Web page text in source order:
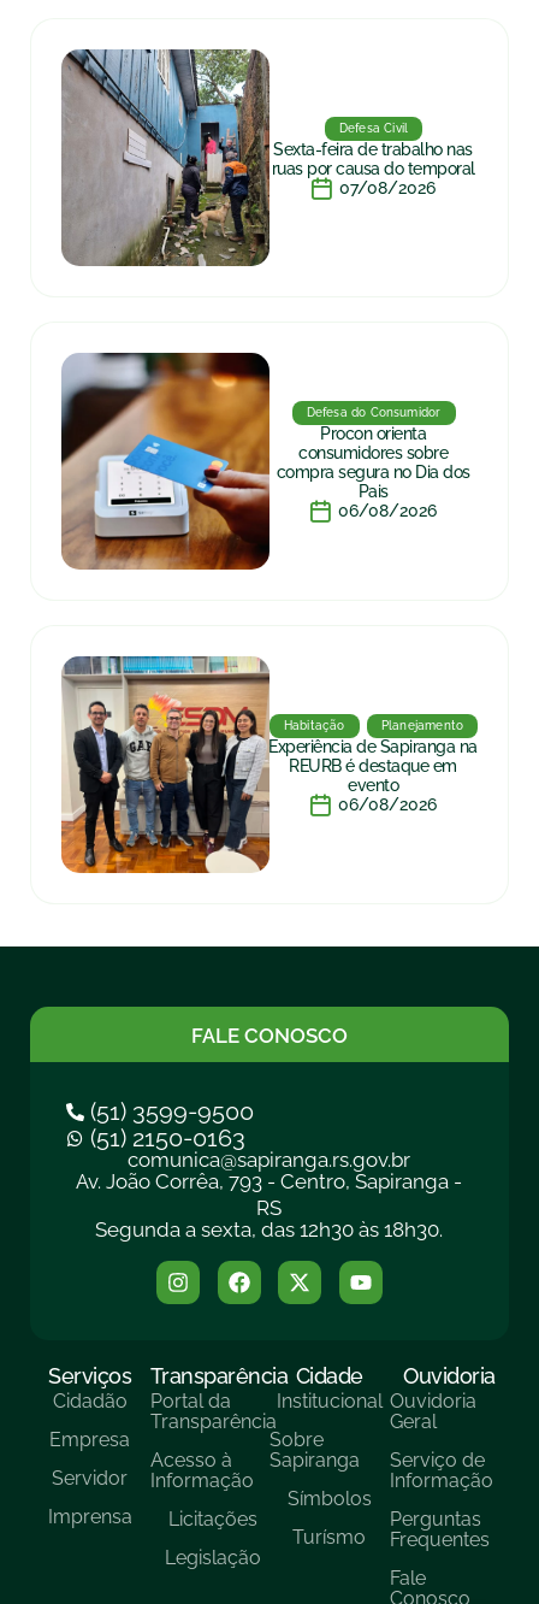
Defesa Civil
Sexta-feira de trabalho nas
ruas por causa do temporal
07/08/2026
Defesa do Consumidor
Procon orienta
consumidores sobre
compra segura no Dia dos
Pais
06/08/2026
Habitação Planejamento
Experiência de Sapiranga na
REURB é destaque em
evento
06/08/2026
FALE CONOSCO
(51) 3599-9500
(51) 2150-0163
comunica@sapiranga.rs.gov.br
Av. João Corrêa, 793 - Centro, Sapiranga -
RS
Segunda a sexta, das 12h30 às 18h30.
Serviços
Cidadão
Empresa
Servidor
Imprensa
Transparência
Portal da
Transparência
Acesso à
Informação
Licitações
Legislação
Cidade
Institucional
Sobre
Sapiranga
Símbolos
Turísmo
Ouvidoria
Ouvidoria
Geral
Serviço de
Informação
Perguntas
Frequentes
Fale
Conosco